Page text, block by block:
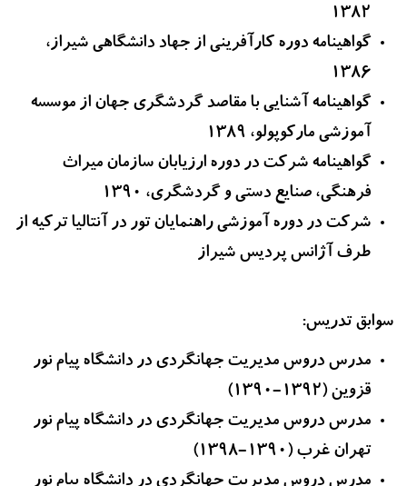
1382
گواهینامه دوره کارآفرینی از جهاد دانشگاهی شیراز،
1386
گواهینامه آشنایی با مقاصد گردشگری جهان از موسسه
آموزشی مارکوپولو، 1389
گواهینامه شرکت در دوره ارزیابان سازمان میراث
فرهنگی، صنایع دستی و گردشگری، 1390
شرکت در دوره آموزشی راهنمایان تور در آنتالیا ترکیه از
طرف آژانس پردیس شیراز
سوابق تدریس:
مدرس دروس مدیریت جهانگردی در دانشگاه پیام نور
قزوین (1392-1390)
مدرس دروس مدیریت جهانگردی در دانشگاه پیام نور
تهران غرب (1390-1398)
مدرس دروس مدیریت جهانگردی در دانشگاه پیام نور